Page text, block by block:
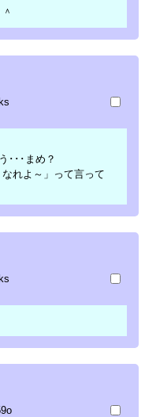
･･･まめ？
れよ～」って言って